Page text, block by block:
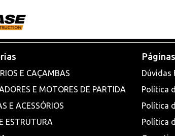
E CAÇAMBAS
E MOTORES DE PARTIDA
E ACESSÓRIOS
ESTRUTURA
Dúvidas
Política
Política
Política